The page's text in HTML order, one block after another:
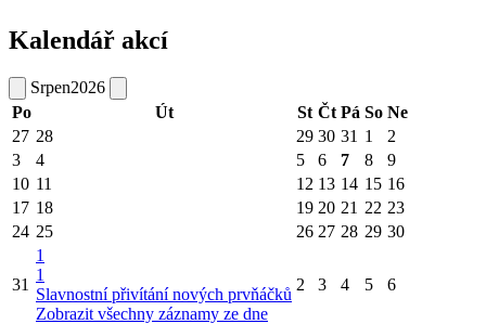
Kalendář akcí
Srpen2026
Po
Út St Čt Pá So Ne
27 28 29 30 31 1
2
3
4 5 6 7 8
9
10 11 12 13 14 15 16
17 18 19 20 21 22 23
24 25 26 27 28 29 30
31
1
1
Slavnostní přivítání nových prvňáčků
Zobrazit všechny záznamy ze dne
2 3 4 5 6